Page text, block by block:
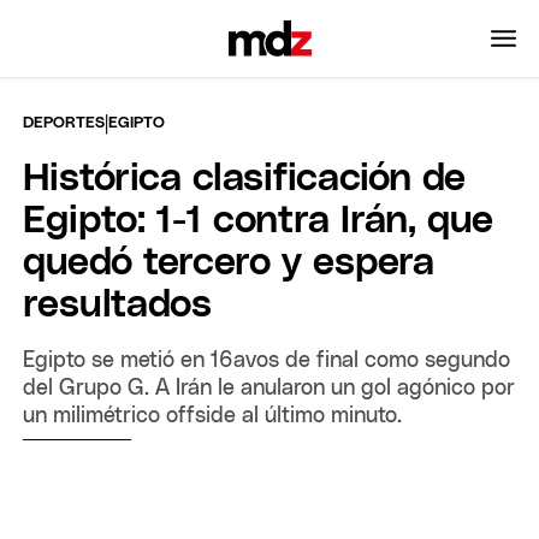
DEPORTES |EGIPTO
Histórica clasificación de
Egipto: 1-1 contra Irán, que
quedó tercero y espera
resultados
Egipto se metió en 16avos de final como segundo
del Grupo G. A Irán le anularon un gol agónico por
un milimétrico offside al último minuto.